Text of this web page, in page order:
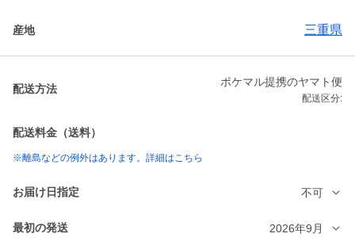
産地 三重県
配送方法
ポケマル提携のヤマト便
配送区分:
配送料金（送料）
※離島などの例外はあります。詳細はこちら
お届け日指定 不可
最初の発送 2026年9月